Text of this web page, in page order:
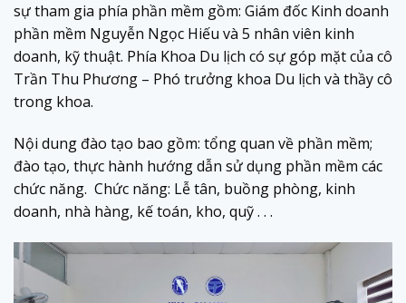
sự tham gia phía phần mềm gồm: Giám đốc Kinh doanh
phần mềm Nguyễn Ngọc Hiếu và 5 nhân viên kinh
doanh, kỹ thuật. Phía Khoa Du lịch có sự góp mặt của cô
Trần Thu Phương – Phó trưởng khoa Du lịch và thầy cô
trong khoa.
Nội dung đào tạo bao gồm: tổng quan về phần mềm;
đào tạo, thực hành hướng dẫn sử dụng phần mềm các
chức năng. Chức năng: Lễ tân, buồng phòng, kinh
doanh, nhà hàng, kế toán, kho, quỹ . . .